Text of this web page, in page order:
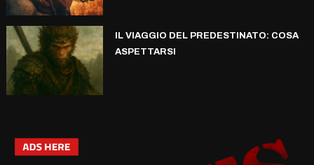
IL VIAGGIO DEL PREDESTINATO: COSA
ASPETTARSI